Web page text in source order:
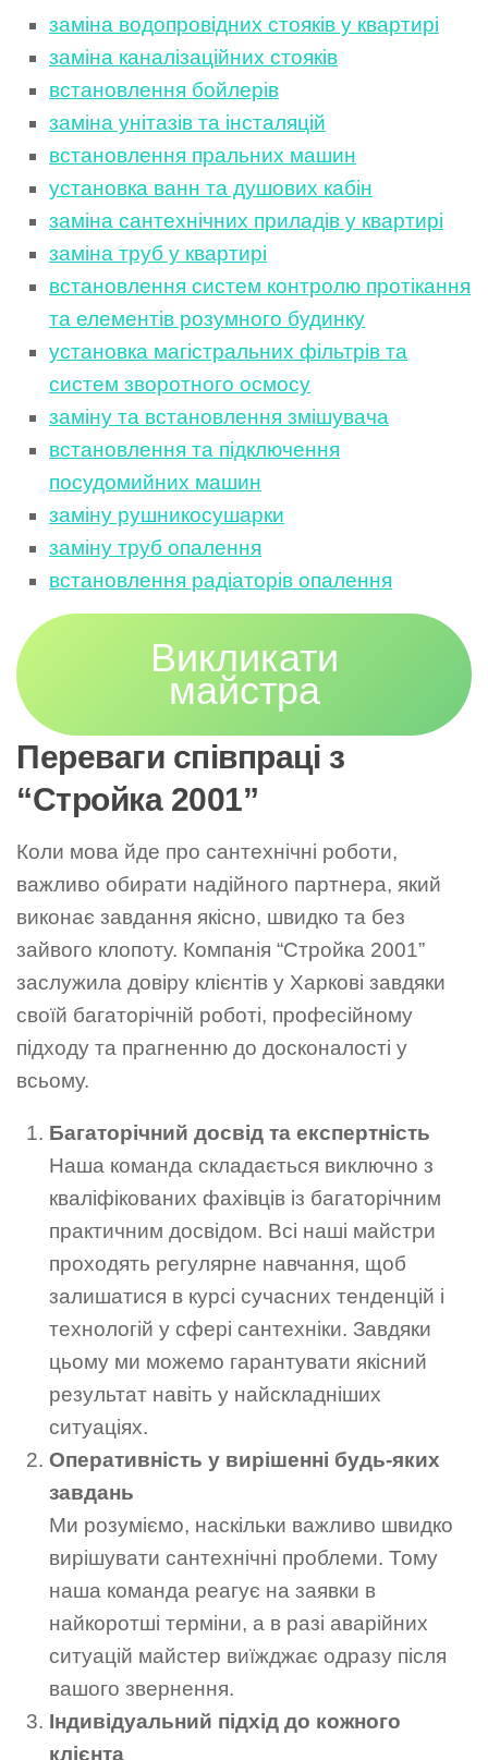
заміна водопровідних стояків у квартирі
заміна каналізаційних стояків
встановлення бойлерів
заміна унітазів та інсталяцій
встановлення пральних машин
установка ванн та душових кабін
заміна сантехнічних приладів у квартирі
заміна труб у квартирі
встановлення систем контролю протікання
та елементів розумного будинку
установка магістральних фільтрів та
систем зворотного осмосу
заміну та встановлення змішувача
встановлення та підключення
посудомийних машин
заміну рушникосушарки
заміну труб опалення
встановлення радіаторів опалення
Викликати
майстра
Переваги співпраці з
“Стройка 2001”
Коли мова йде про сантехнічні роботи,
важливо обирати надійного партнера, який
виконає завдання якісно, швидко та без
зайвого клопоту. Компанія “Стройка 2001”
заслужила довіру клієнтів у Харкові завдяки
своїй багаторічній роботі, професійному
підходу та прагненню до досконалості у
всьому.
Багаторічний досвід та експертність
Наша команда складається виключно з
кваліфікованих фахівців із багаторічним
практичним досвідом. Всі наші майстри
проходять регулярне навчання, щоб
залишатися в курсі сучасних тенденцій і
технологій у сфері сантехніки. Завдяки
цьому ми можемо гарантувати якісний
результат навіть у найскладніших
ситуаціях.
Оперативність у вирішенні будь-яких
завдань
Ми розуміємо, наскільки важливо швидко
вирішувати сантехнічні проблеми. Тому
наша команда реагує на заявки в
найкоротші терміни, а в разі аварійних
ситуацій майстер виїжджає одразу після
вашого звернення.
Індивідуальний підхід до кожного
клієнта